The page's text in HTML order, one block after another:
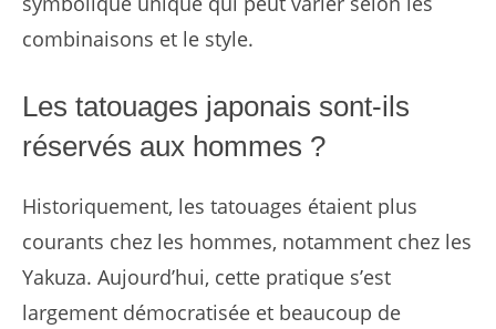
combinaisons et le style.
Les tatouages japonais sont-ils
réservés aux hommes ?
Historiquement, les tatouages étaient plus
courants chez les hommes, notamment chez les
Yakuza. Aujourd’hui, cette pratique s’est
largement démocratisée et beaucoup de